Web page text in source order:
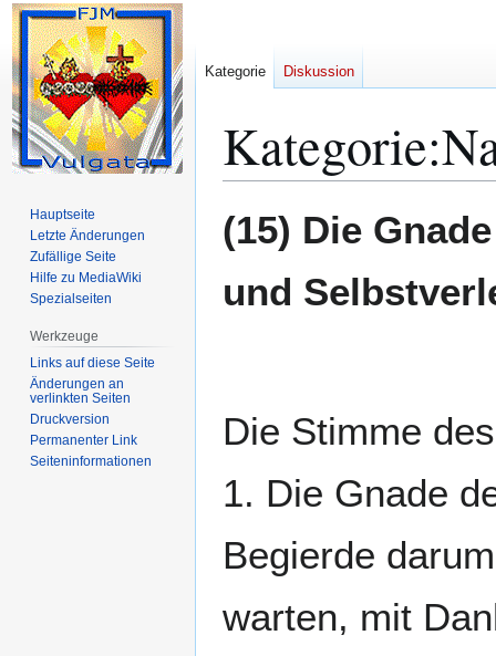
Kategorie:
Navigation
Suche
(15) Die
und
Die Stimme
1. Die Gnade
Begierde
warten, mit
Kategorie Diskussion
Hauptseite
Letzte Änderungen
Zufällige Seite
Hilfe zu MediaWiki
Spezialseiten
Werkzeuge
Links auf diese Seite
Änderungen an
verlinkten Seiten
Druckversion
Permanenter Link
Seiten­­informationen